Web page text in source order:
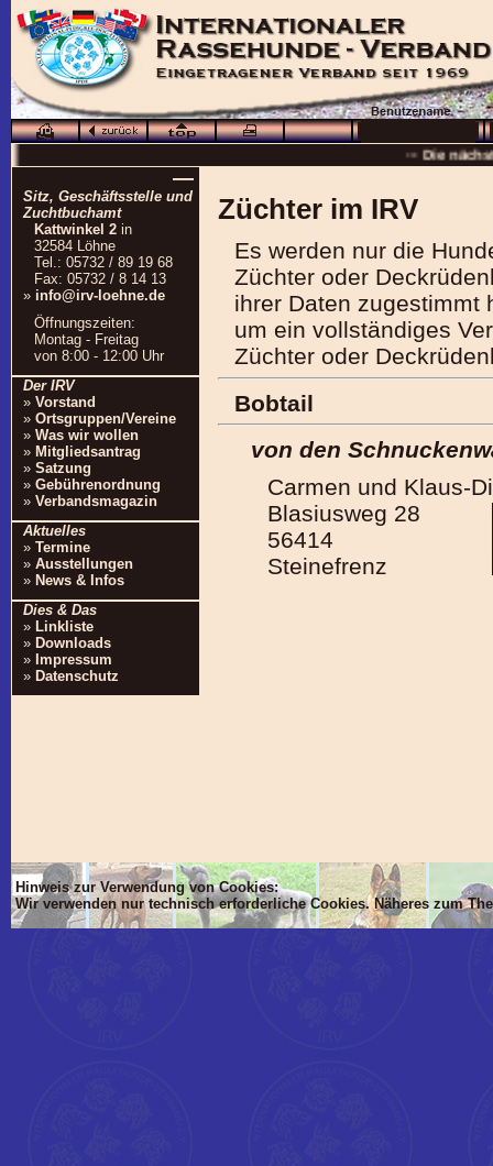
—
Sitz, Geschäftsstelle und
Zuchtbuchamt
Kattwinkel 2 in
32584 Löhne
Tel.: 05732 / 89 19 68
Fax: 05732 / 8 14 13
» info@irv-loehne.de
Öffnungszeiten:
Montag - Freitag
von 8:00 - 12:00 Uhr
Der IRV
» Vorstand
» Ortsgruppen/Vereine
» Was wir wollen
» Mitgliedsantrag
» Satzung
» Gebührenordnung
» Verbandsmagazin
Aktuelles
» Termine
» Ausstellungen
» News & Infos
Dies & Das
» Linkliste
» Downloads
» Impressum
» Datenschutz
Züchter im IRV
Es werden nur die
Züchter oder
ihrer Daten zugestimmt
um ein vollständiges
Züchter oder
Bobtail
von den
Carmen und Klaus-
Blasiusweg 28
56414
Steinefrenz
Hinweis zur Verwendung von Cookies:
Wir verwenden nur technisch erforderliche Cookies. Näheres zum
···
··· Die
··· Besuchen Sie
'Dim mlTIT, mlBOD, mlVON, mlsTIT, mlAN, mlsBOD